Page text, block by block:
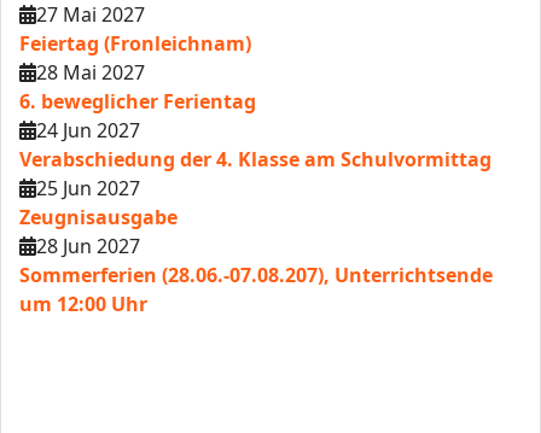
27 Mai 2027
Feiertag (Fronleichnam)
28 Mai 2027
6. beweglicher Ferientag
24 Jun 2027
Verabschiedung der 4. Klasse am Schulvormittag
25 Jun 2027
Zeugnisausgabe
28 Jun 2027
Sommerferien (28.06.-07.08.207), Unterrichtsende
um 12:00 Uhr